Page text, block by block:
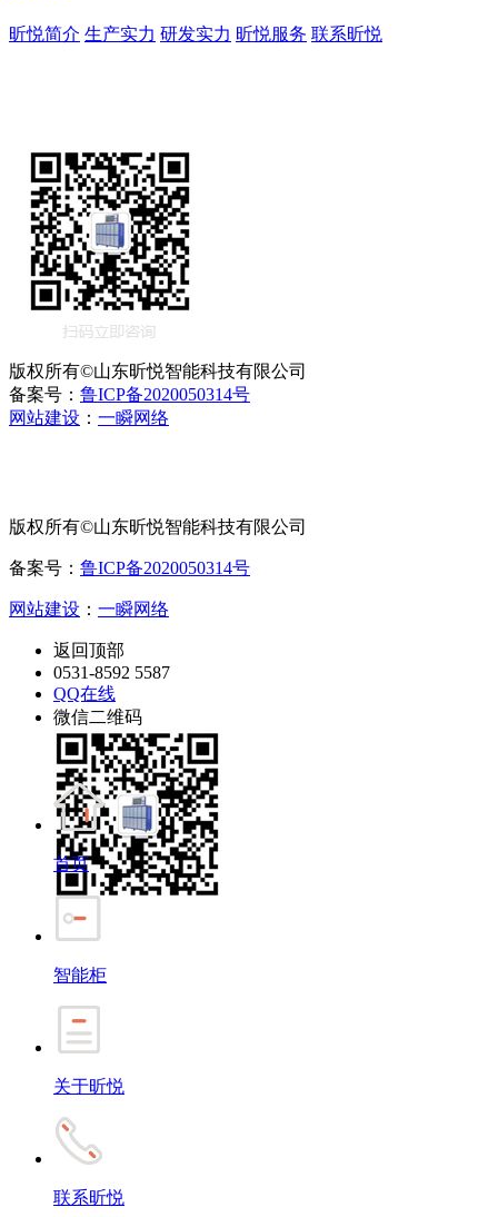
昕悦简介 生产实力 研发实力 昕悦服务 联系昕悦
版权所有©山东昕悦智能科技有限公司
备案号： 鲁ICP备2020050314号
网站建设 ： 一瞬网络
版权所有©山东昕悦智能科技有限公司
备案号： 鲁ICP备2020050314号
网站建设 ： 一瞬网络
返回顶部
0531-8592 5587
QQ在线
微信二维码
首页
智能柜
关于昕悦
联系昕悦